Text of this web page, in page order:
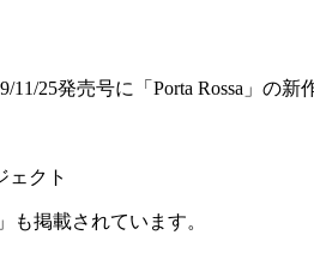
11/25発売号に「Porta Rossa」の新
ェクト
」も掲載されています。